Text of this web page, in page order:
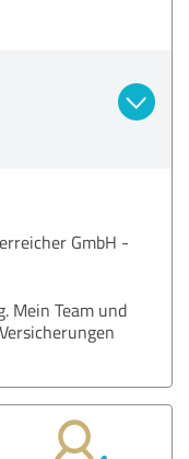
GmbH -
Mein Team und